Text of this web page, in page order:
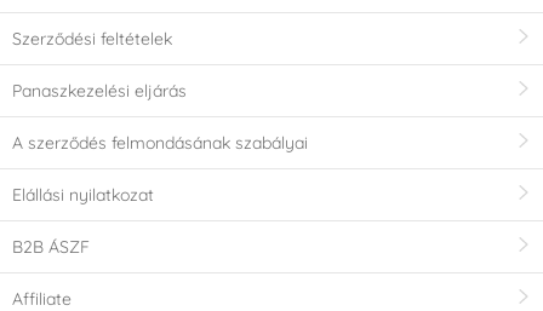
Szerződési feltételek
Panaszkezelési eljárás
A szerződés felmondásának szabályai
Elállási nyilatkozat
B2B ÁSZF
Affiliate